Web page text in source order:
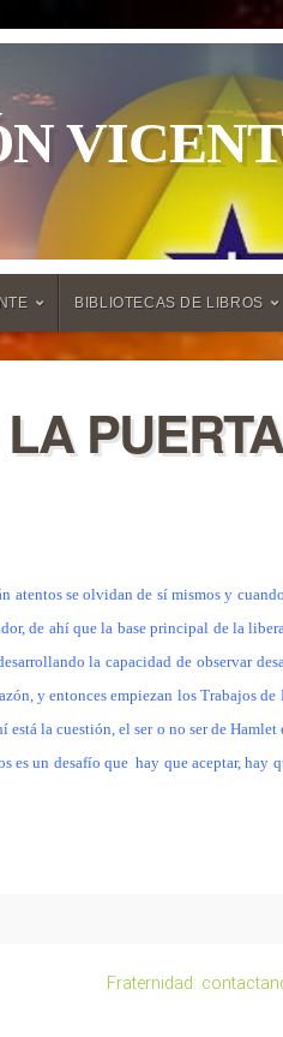
BIBLIOTECAS DE LIBROS
atentos se olvidan de sí mismos y
de ahí que la base principal de la
la capacidad de observar
y entonces empiezan los Trabajos
la cuestión, el ser o no ser de Hamlet
es un desafío que hay que aceptar, hay
Fraternidad: